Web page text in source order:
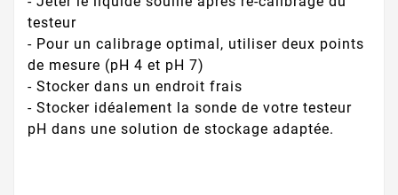
testeur
- Pour un calibrage optimal, utiliser deux points
de mesure (pH 4 et pH 7)
- Stocker dans un endroit frais
- Stocker idéalement la sonde de votre testeur
pH dans une solution de stockage adaptée.